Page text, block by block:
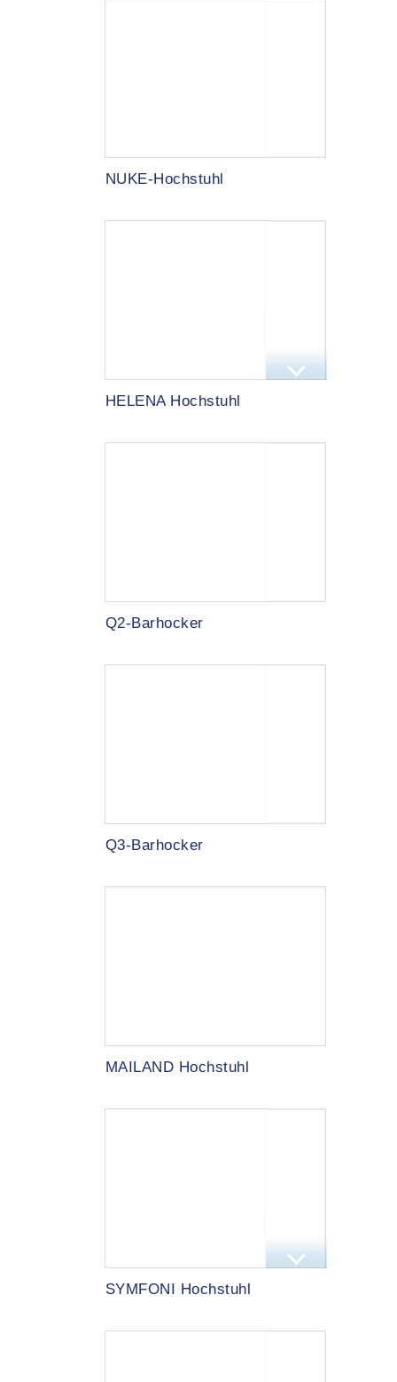
NUKE-Hochstuhl
HELENA Hochstuhl
Q2-Barhocker
Q3-Barhocker
MAILAND Hochstuhl
SYMFONI Hochstuhl